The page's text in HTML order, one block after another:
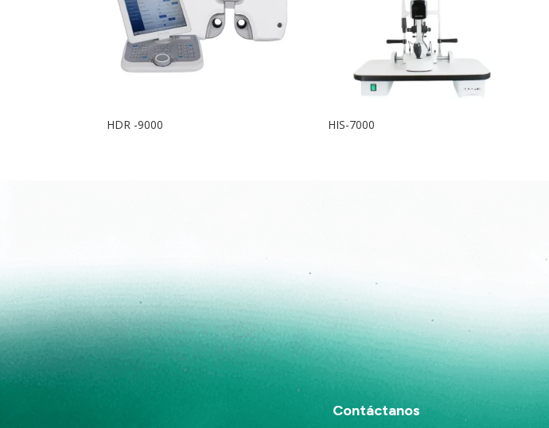
HDR -9000 HIS-7000
Contáctanos